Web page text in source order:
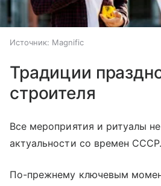
Источник: Magnific
Традиции
строителя
Все мероприятия и ритуалы
актуальности со времен СССР.
По-прежнему ключевым